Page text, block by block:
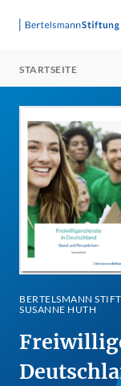
STARTSEITE
BERTELSMANN
SUSANNE HUTH